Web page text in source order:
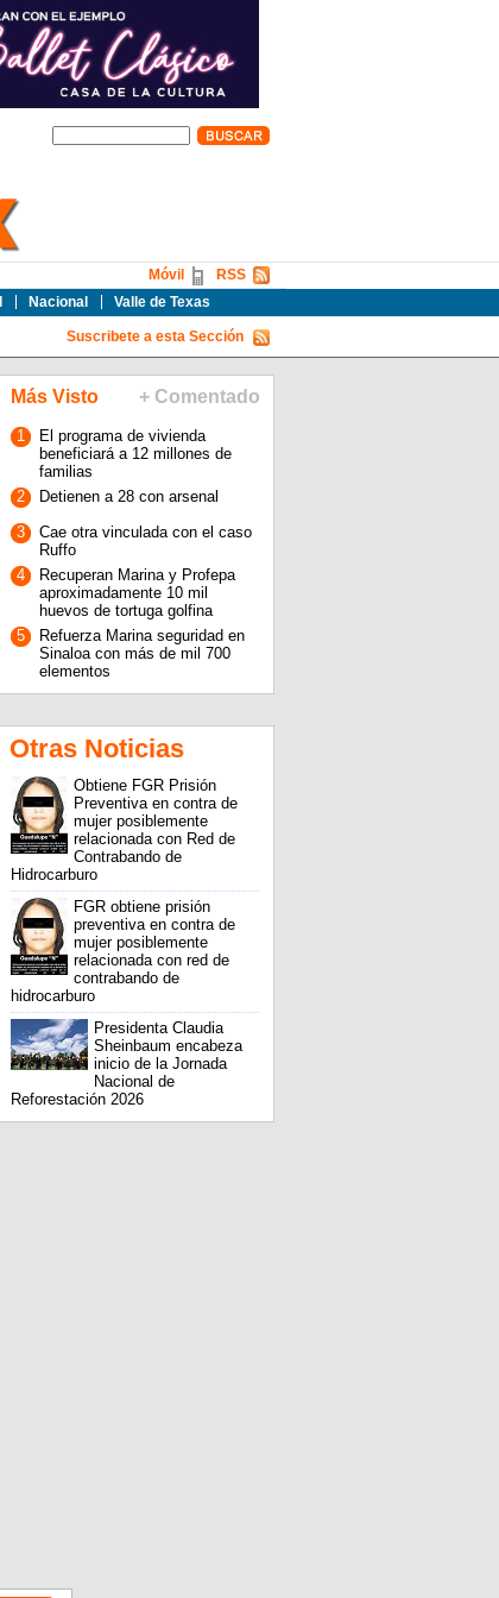
Nacional Valle de Texas
RSS
Móvil
Suscribete a esta Sección
Más Visto + Comentado
1
El programa de vivienda
beneficiará a 12 millones de
familias
2
Detienen a 28 con arsenal
3
Cae otra vinculada con el caso
Ruffo
4
Recuperan Marina y Profepa
aproximadamente 10 mil
huevos de tortuga golfina
5
Refuerza Marina seguridad en
Sinaloa con más de mil 700
elementos
Otras Noticias
Obtiene FGR Prisión
Preventiva en contra de
mujer posiblemente
relacionada con Red de
Contrabando de
Hidrocarburo
FGR obtiene prisión
preventiva en contra de
mujer posiblemente
relacionada con red de
contrabando de
hidrocarburo
Presidenta Claudia
Sheinbaum encabeza
inicio de la Jornada
Nacional de
Reforestación 2026